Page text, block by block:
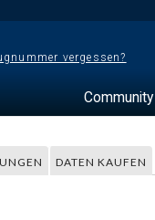
vergessen?
Community
DATEN KAUFEN